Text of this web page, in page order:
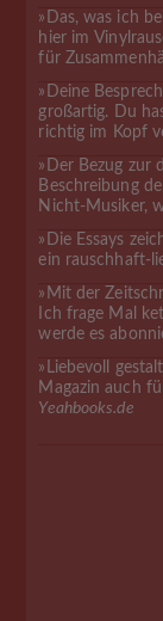
»Das, was ich
hier im
für
»Deine
großartig. Du
richtig im Kopf
»Der Bezug zur
Beschreibung
Nicht-Musiker,
»Die Essays
ein rauschhaft-
»Mit der
Ich frage Mal
werde es
»Liebevoll
Magazin auch
Yeahbooks.de